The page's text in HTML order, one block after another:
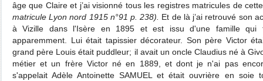
âge que Claire et j’ai visionné tous les registres matricules de
matricule Lyon nord 1915 n°91 p. 238). Et de là j’ai retrouvé son
à Vizille dans l'Isère en 1895 et est issu d'une famille qui
apparemment. Lui était tapissier décorateur. Son père Victor
grand père Louis était puddleur; il avait un oncle Claudius né à
métier et un frère Victor né en 1889, et dont je n'ai pas
s'appelait Adèle Antoinette SAMUEL et était ouvrière en